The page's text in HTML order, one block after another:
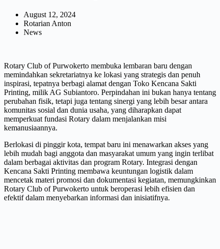
August 12, 2024
Rotarian Anton
News
Rotary Club of Purwokerto membuka lembaran baru dengan
memindahkan sekretariatnya ke lokasi yang strategis dan penuh
inspirasi, tepatnya berbagi alamat dengan Toko Kencana Sakti
Printing, milik AG Subiantoro. Perpindahan ini bukan hanya tentang
perubahan fisik, tetapi juga tentang sinergi yang lebih besar antara
komunitas sosial dan dunia usaha, yang diharapkan dapat
memperkuat fundasi Rotary dalam menjalankan misi
kemanusiaannya.
Berlokasi di pinggir kota, tempat baru ini menawarkan akses yang
lebih mudah bagi anggota dan masyarakat umum yang ingin terlibat
dalam berbagai aktivitas dan program Rotary. Integrasi dengan
Kencana Sakti Printing membawa keuntungan logistik dalam
mencetak materi promosi dan dokumentasi kegiatan, memungkinkan
Rotary Club of Purwokerto untuk beroperasi lebih efisien dan
efektif dalam menyebarkan informasi dan inisiatifnya.